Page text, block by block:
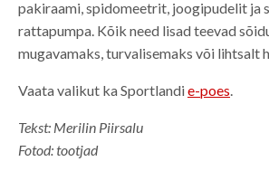
pakiraami, spidomeetrit, joogipudelit ja
rattapumpa. Kõik need lisad teevad
mugavamaks, turvalisemaks või lihtsalt
Vaata valikut ka Sportlandie-poes.
Tekst: Merilin Piirsalu
Fotod: tootjad